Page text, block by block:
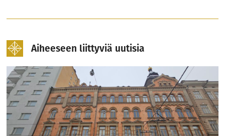
Aiheeseen liittyviä uutisia